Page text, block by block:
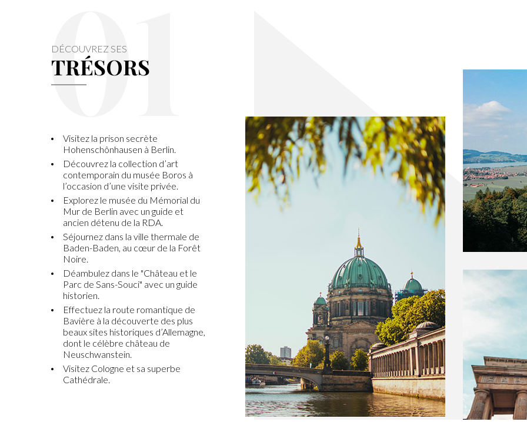
01
DÉCOUVREZ SES
TRÉSORS
Visitez la prison secrète
Hohenschônhausen à Berlin.
Découvrez la collection d’art
contemporain du musée Boros à
l’occasion d’une visite privée.
Explorez le musée du Mémorial du
Mur de Berlin avec un guide et
ancien détenu de la RDA.
Séjournez dans la ville thermale de
Baden-Baden, au cœur de la Forêt
Noire.
Déambulez dans le "Château et le
Parc de Sans-Souci" avec un guide
historien.
Effectuez la route romantique de
Bavière à la découverte des plus
beaux sites historiques d’Allemagne,
dont le célèbre château de
Neuschwanstein.
Visitez Cologne et sa superbe
Cathédrale.